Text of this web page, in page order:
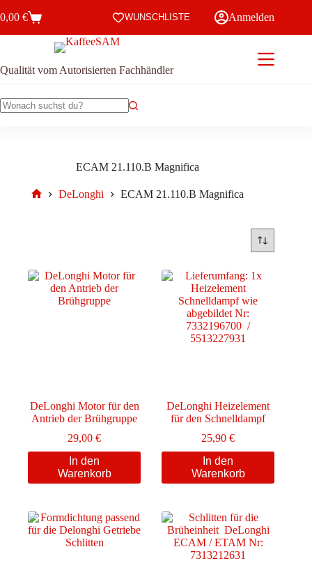
Inhalt
Warenkorb
0,00 € WUNSCHLISTE Anmelden
Qualität vom Autorisierten Fachhändler
ECAM 21.110.B Magnifica
DeLonghi ECAM 21.110.B Magnifica
DeLonghi Motor für den
Antrieb der Brühgruppe
29,00€
In den
Warenkorb
DeLonghi Heizelement
für den Schnelldampf
25,90€
In den
Warenkorb